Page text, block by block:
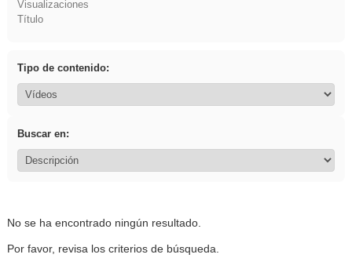
Visualizaciones
Título
Tipo de contenido:
Buscar en:
No se ha encontrado ningún resultado.
Por favor, revisa los criterios de búsqueda.